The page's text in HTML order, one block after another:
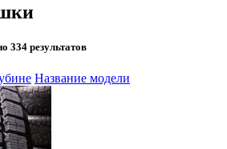
334 результатов
Название модели